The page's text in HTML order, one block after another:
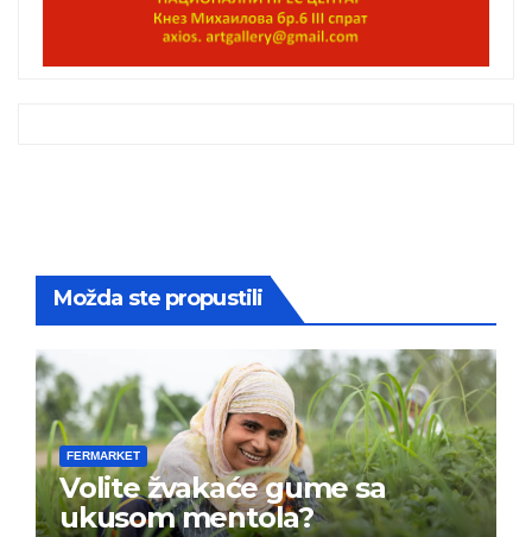
Možda ste propustili
FERMARKET
Volite žvakaće gume sa
ukusom mentola?